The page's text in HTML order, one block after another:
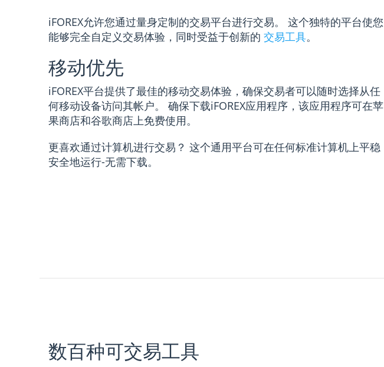
iFOREX允许您通过量身定制的交易平台进行交易。 这个独特的平台使您
能够完全自定义交易体验，同时受益于创新的 交易工具。
移动优先
iFOREX平台提供了最佳的移动交易体验，确保交易者可以随时选择从任
何移动设备访问其帐户。 确保下载iFOREX应用程序，该应用程序可在苹
果商店和谷歌商店上免费使用。
更喜欢通过计算机进行交易？ 这个通用平台可在任何标准计算机上平稳
安全地运行-无需下载。
数百种可交易工具